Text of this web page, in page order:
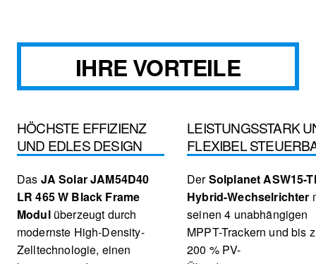
IHRE VORTEILE
HÖCHSTE EFFIZIENZ
UND EDLES DESIGN
Das JA Solar JAM54D40
LR 465 W Black Frame
Modulüberzeugt durch
modernste High-Density-
Zelltechnologie, einen
LEISTUNGSSTARK
FLEXIBEL
DerSolplanet ASW15-
Hybrid-Wechselrichter
seinen 4 unabhängigen
MPPT-Trackern und bis
200 % PV-